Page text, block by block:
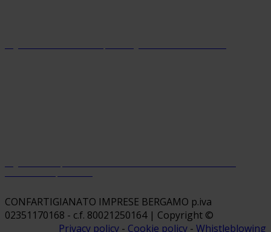
CONFARTIGIANATO IMPRESE BERGAMO p.iva
02351170168 - c.f. 80021250164 | Copyright ©
Privacy policy - Cookie policy - Whistleblowing